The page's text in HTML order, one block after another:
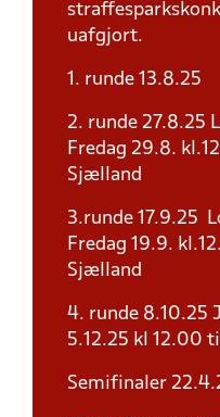
uafgjort.
1. runde 13.8.25
2. runde 27.8.25
Fredag 29.8.
Sjælland
3.runde 17.9.25
Fredag 19.9.
Sjælland
4. runde 8.10.25
5.12.25 kl 12.00
Semifinaler